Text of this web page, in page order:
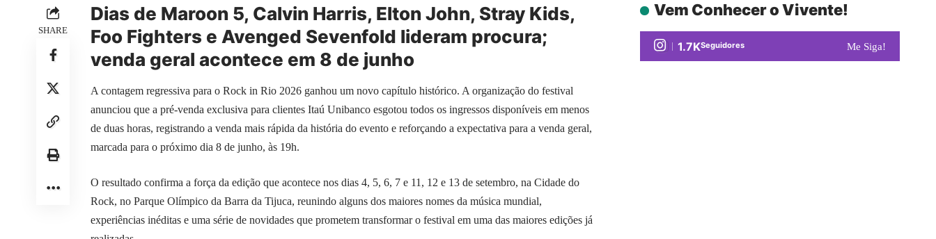
SHARE
Dias de Maroon 5, Calvin Harris, Elton John, Stray Kids,
Foo Fighters e Avenged Sevenfold lideram procura;
venda geral acontece em 8 de junho
A contagem regressiva para o Rock in Rio 2026 ganhou um novo capítulo histórico. A organização do festival
anunciou que a pré-venda exclusiva para clientes Itaú Unibanco esgotou todos os ingressos disponíveis em menos
de duas horas, registrando a venda mais rápida da história do evento e reforçando a expectativa para a venda geral,
marcada para o próximo dia 8 de junho, às 19h.
O resultado confirma a força da edição que acontece nos dias 4, 5, 6, 7 e 11, 12 e 13 de setembro, na Cidade do
Rock, no Parque Olímpico da Barra da Tijuca, reunindo alguns dos maiores nomes da música mundial,
experiências inéditas e uma série de novidades que prometem transformar o festival em uma das maiores edições já
Vem Conhecer o Vivente!
1.7KSeguidores Me Siga!